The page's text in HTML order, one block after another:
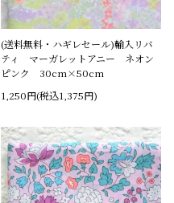
(送料無料・ハギレセール)輸入リバ
ティ マーガレットアニー ネオン
ピンク 30cm×50cm
1,250円(税込1,375円)